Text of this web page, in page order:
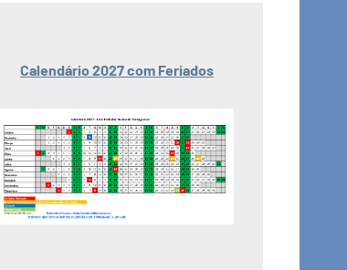
Calendário 2027 com Feriados